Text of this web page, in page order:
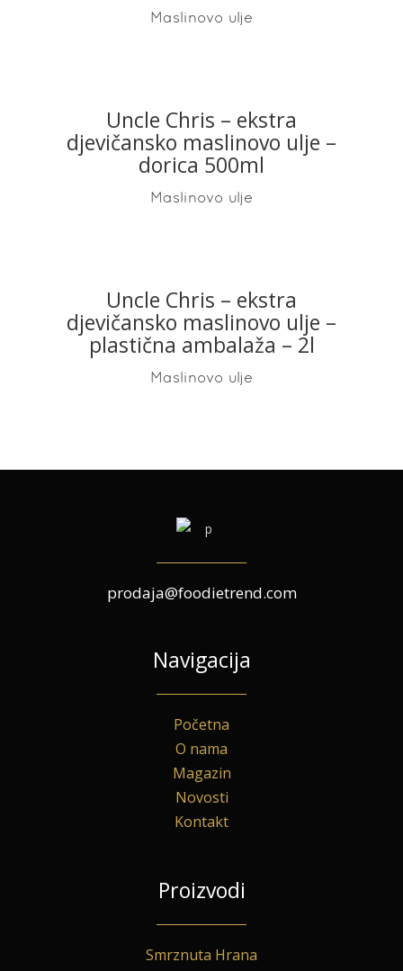
Maslinovo ulje
READ MORE
Uncle Chris – ekstra
djevičansko maslinovo ulje –
dorica 500ml
Maslinovo ulje
READ MORE
Uncle Chris – ekstra
djevičansko maslinovo ulje –
plastična ambalaža – 2l
Maslinovo ulje
prodaja@foodietrend.com
Navigacija
Početna
O nama
Magazin
Novosti
Kontakt
Proizvodi
Smrznuta Hrana